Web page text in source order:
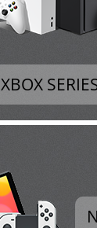
XBOX